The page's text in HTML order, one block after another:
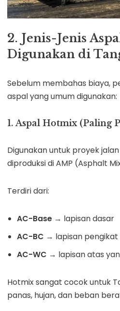
2. Jenis-Jenis
Digunakan di
Sebelum membahas biaya,
aspal yang umum digunakan:
1. Aspal Hotmix (Paling
Digunakan untuk proyek
diproduksi di AMP (Asphalt
Terdiri dari:
AC-Base → lapisan dasar
AC-BC → lapisan pengikat
AC-WC → lapisan atas
Hotmix sangat cocok untuk
panas, hujan, dan beban